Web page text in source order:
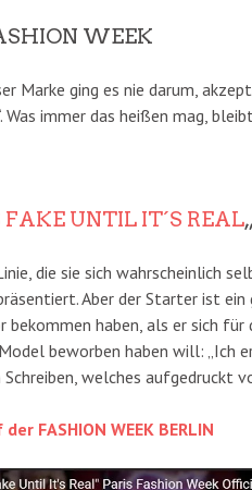
WEEK
Marke ging es nie darum,
Was immer das heißen mag,
FAKE UNTIL IT´S REAL„
die sie sich wahrscheinlich
Aber der Starter ist ein
haben, als er sich
beworben haben will:
welches aufgedruckt
FASHION WEEK BERLIN